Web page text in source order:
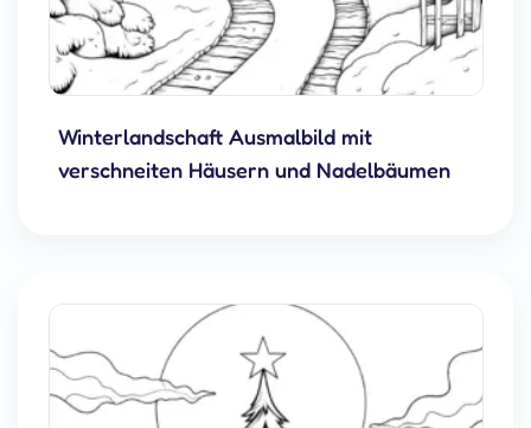
Winterlandschaft Ausmalbild mit
verschneiten Häusern und Nadelbäumen